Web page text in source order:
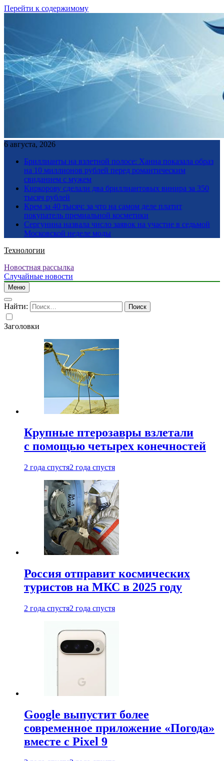
Перейти к содержимому
6 августа, 2026
Бриллианты на взлетной полосе: Ханна показала образ
на 10 миллионов рублей перед романтическим
свиданием с мужем
Киркорову сделали два бриллиантовых винира за 350
тысяч рублей
Крем за 40 тысяч: за что на самом деле платит
покупатель премиальной косметики
Сергунина назвала число заявок на участие в седьмой
Московской неделе моды
Технологии
Новостная рассылка
Случайные новости
Меню
Найти:
Заголовки
Крупные птерозавры взлетали
с помощью четырех конечностей
2 года спустя2 года спустя
Россия отправит космических
туристов на МКС в 2025 году
2 года спустя2 года спустя
Google выпустит более
современное приложение «Погода»
вместе с Pixel 9